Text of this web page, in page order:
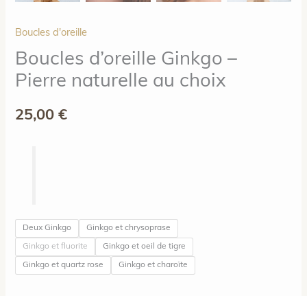
Boucles d'oreille
Boucles d’oreille Ginkgo –
Pierre naturelle au choix
25,00€
Deux Ginkgo Ginkgo et chrysoprase
Ginkgo et fluorite Ginkgo et oeil de tigre
Ginkgo et quartz rose Ginkgo et charoïte